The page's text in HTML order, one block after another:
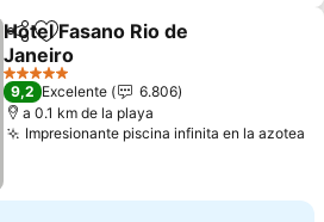
CompartirAñadir a favoritos
Hotel Fasano Rio de
Janeiro
Ver precios
5 Estrellas
9,2 Excelente
6.806
a 0.1 km de la playa
Impresionante piscina infinita en la azotea